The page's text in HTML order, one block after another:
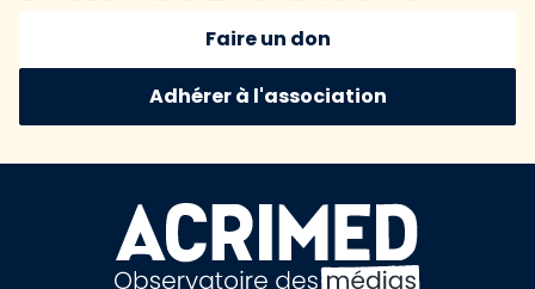
Faire un don
Adhérer à l'association